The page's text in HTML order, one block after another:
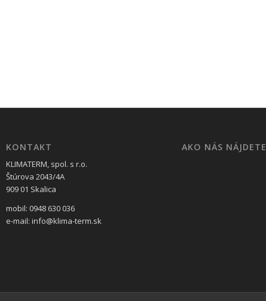
KONTAKT
KLIMATERM, spol. s r.o.
Štúrova 2043/4A
909 01 Skalica
mobil: 0948 630 036
e-mail: info@klima-term.sk
AKO NÁS NÁJDETE